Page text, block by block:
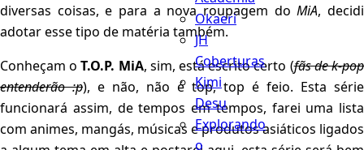
Okaeri
JH
Coberturas
Kimi
Desu
Explorando
o
diversas coisas, e para a nova roupagem doMiA, decidi
adotar esse tipo de matéria também.
Conheçam oT.O.P. MiA, sim, está escrito certo (fãs de k-pop
entenderão :p), e não, não é top, top é feio. Esta série
funcionará assim, de tempos em tempos, farei uma lista
com animes, mangás, músicas e produtos asiáticos ligados